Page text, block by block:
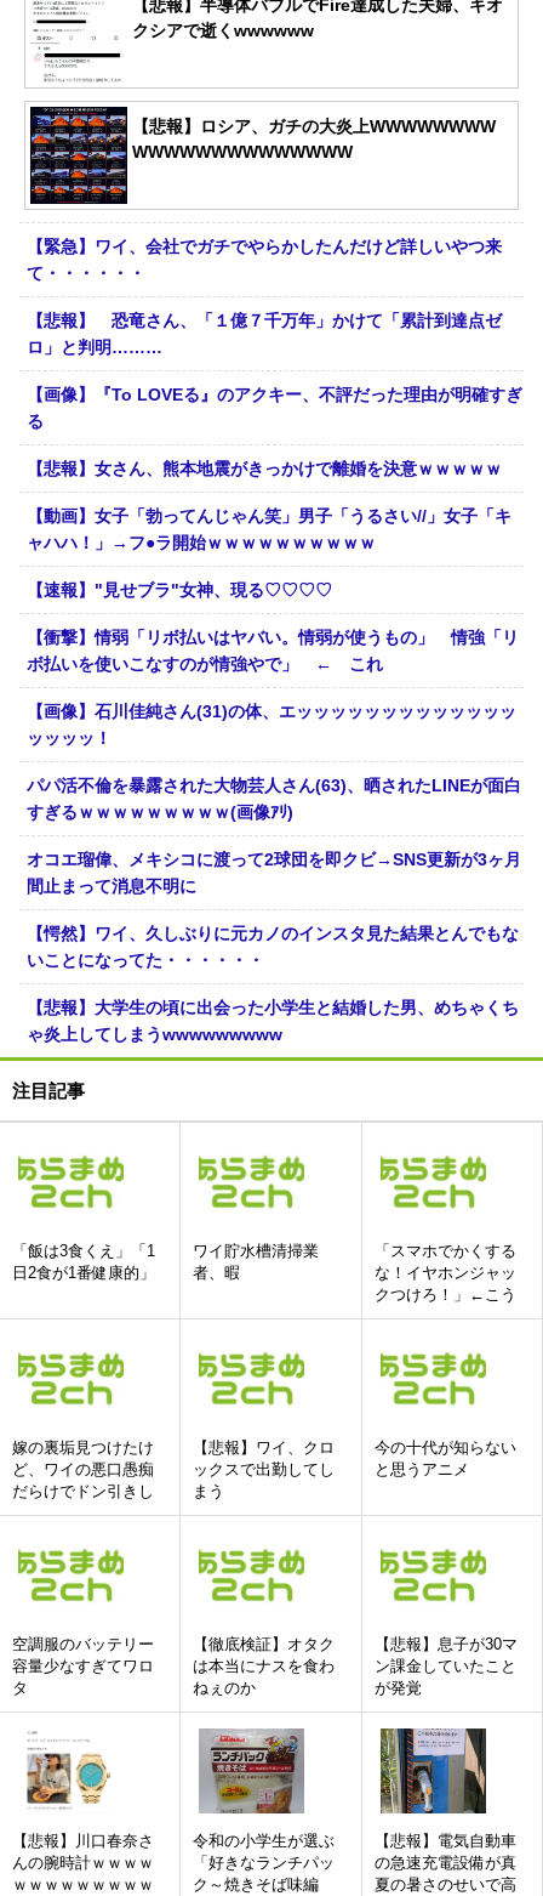
【悲報】半導体バブルでFire達成した夫婦、キオ
クシアで逝くwwwwww
【悲報】ロシア、ガチの大炎上WWWWWWWW
WWWWWWWWWWWWWW
【緊急】ワイ、会社でガチでやらかしたんだけど詳しいやつ来
て・・・・・・
【悲報】 恐竜さん、「１億７千万年」かけて「累計到達点ゼ
ロ」と判明………
【画像】『To LOVEる』のアクキー、不評だった理由が明確すぎ
る
【悲報】女さん、熊本地震がきっかけで離婚を決意ｗｗｗｗｗ
【動画】女子「勃ってんじゃん笑」男子「うるさい//」女子「キ
ャハハ！」→フ●ラ開始ｗｗｗｗｗｗｗｗｗｗ
【速報】"見せブラ"女神、現る♡♡♡♡
【衝撃】情弱「リボ払いはヤバい。情弱が使うもの」 情強「リ
ボ払いを使いこなすのが情強やで」 ← これ
【画像】石川佳純さん(31)の体、エッッッッッッッッッッッッッ
ッッッッ！
パパ活不倫を暴露された大物芸人さん(63)、晒されたLINEが面白
すぎるｗｗｗｗｗｗｗｗｗ(画像ｱﾘ)
オコエ瑠偉、メキシコに渡って2球団を即クビ→SNS更新が3ヶ月
間止まって消息不明に
【愕然】ワイ、久しぶりに元カノのインスタ見た結果とんでもな
いことになってた・・・・・・
【悲報】大学生の頃に出会った小学生と結婚した男、めちゃくち
ゃ炎上してしまうwwwwwwwww
注目記事
「飯は3食くえ」「1
日2食が1番健康的」
ワイ貯水槽清掃業
者、暇
「スマホでかくする
な！イヤホンジャッ
クつけろ！」←こう
いう人達ってどこい
嫁の裏垢見つけたけ
ど、ワイの悪口愚痴
だらけでドン引きし
た
【悲報】ワイ、クロ
ックスで出勤してし
まう
今の十代が知らない
と思うアニメ
空調服のバッテリー
容量少なすぎてワロ
タ
【徹底検証】オタク
は本当にナスを食わ
ねぇのか
【悲報】息子が30マ
ン課金していたこと
が発覚
【悲報】川口春奈さ
んの腕時計ｗｗｗｗ
ｗｗｗｗｗｗｗｗｗ
令和の小学生が選ぶ
「好きなランチパッ
ク～焼きそば味編
【悲報】電気自動車
の急速充電設備が真
夏の暑さのせいで高